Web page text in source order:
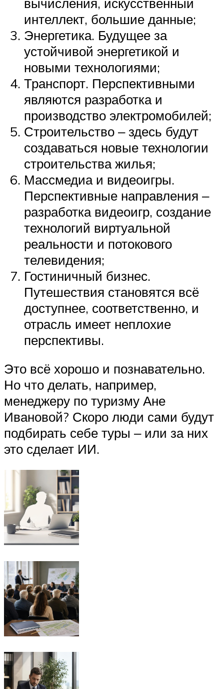
интеллект, большие данные;
Энергетика. Будущее за
устойчивой энергетикой и
новыми технологиями;
Транспорт. Перспективными
являются разработка и
производство электромобилей;
Строительство ‒ здесь будут
создаваться новые технологии
строительства жилья;
Массмедиа и видеоигры.
Перспективные направления ‒
разработка видеоигр, создание
технологий виртуальной
реальности и потокового
телевидения;
Гостиничный бизнес.
Путешествия становятся всё
доступнее, соответственно, и
отрасль имеет неплохие
перспективы.
Это всё хорошо и познавательно.
Но что делать, например,
менеджеру по туризму Ане
Ивановой? Скоро люди сами будут
подбирать себе туры ‒ или за них
это сделает ИИ.